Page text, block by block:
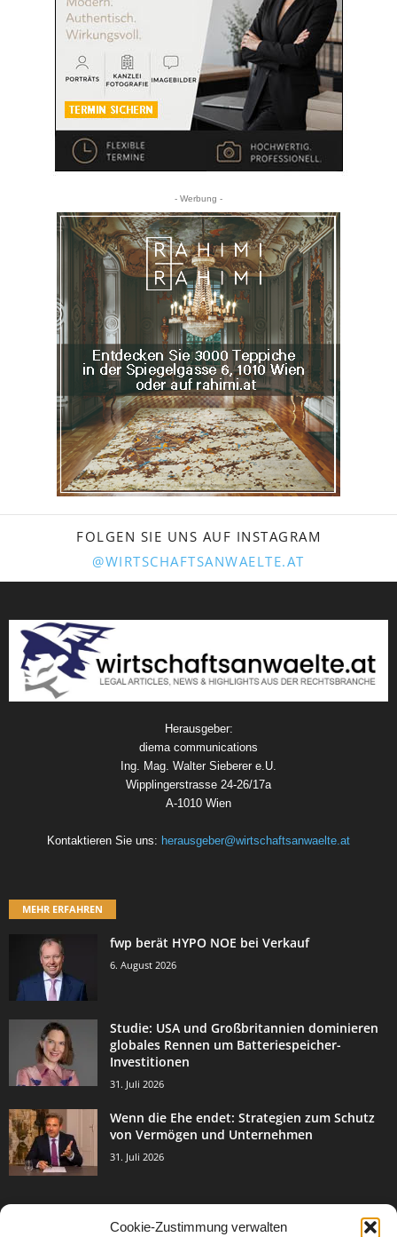
Cookie-Zustimmung verwalten
- Werbung -
FOLGEN SIE UNS AUF INSTAGRAM
@WIRTSCHAFTSANWAELTE.AT
Herausgeber:
diema communications
Ing. Mag. Walter Sieberer e.U.
Wipplingerstrasse 24-26/17a
A-1010 Wien
Kontaktieren Sie uns: herausgeber@wirtschaftsanwaelte.at
MEHR ERFAHREN
fwp berät HYPO NOE bei Verkauf
6. August 2026
Studie: USA und Großbritannien dominieren
globales Rennen um Batteriespeicher-
Investitionen
31. Juli 2026
Wenn die Ehe endet: Strategien zum Schutz
von Vermögen und Unternehmen
31. Juli 2026